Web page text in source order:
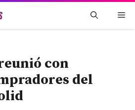
con
del